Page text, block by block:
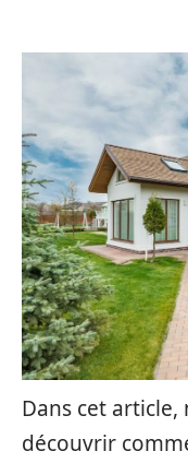
Dans cet
découvrir